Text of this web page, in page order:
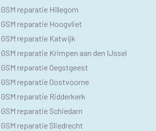
GSM reparatie Hillegom
GSM reparatie Hoogvliet
GSM reparatie Katwijk
GSM reparatie Krimpen aan den IJssel
GSM reparatie Oegstgeest
GSM reparatie Oostvoorne
GSM reparatie Ridderkerk
GSM reparatie Schiedam
GSM reparatie Sliedrecht